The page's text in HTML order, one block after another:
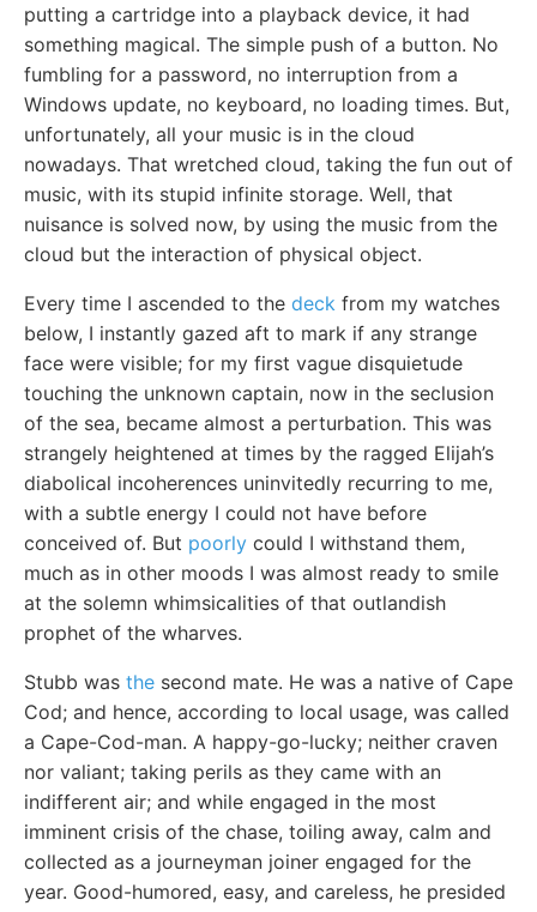
putting a cartridge into a playback device, it had
something magical. The simple push of a button. No
fumbling for a password, no interruption from a
Windows update, no keyboard, no loading times. But,
unfortunately, all your music is in the cloud
nowadays. That wretched cloud, taking the fun out of
music, with its stupid infinite storage. Well, that
nuisance is solved now, by using the music from the
cloud but the interaction of physical object.
Every time I ascended to the deck from my watches
below, I instantly gazed aft to mark if any strange
face were visible; for my first vague disquietude
touching the unknown captain, now in the seclusion
of the sea, became almost a perturbation. This was
strangely heightened at times by the ragged Elijah’s
diabolical incoherences uninvitedly recurring to me,
with a subtle energy I could not have before
conceived of. But poorly could I withstand them,
much as in other moods I was almost ready to smile
at the solemn whimsicalities of that outlandish
prophet of the wharves.
Stubb was the second mate. He was a native of Cape
Cod; and hence, according to local usage, was called
a Cape-Cod-man. A happy-go-lucky; neither craven
nor valiant; taking perils as they came with an
indifferent air; and while engaged in the most
imminent crisis of the chase, toiling away, calm and
collected as a journeyman joiner engaged for the
year. Good-humored, easy, and careless, he presided